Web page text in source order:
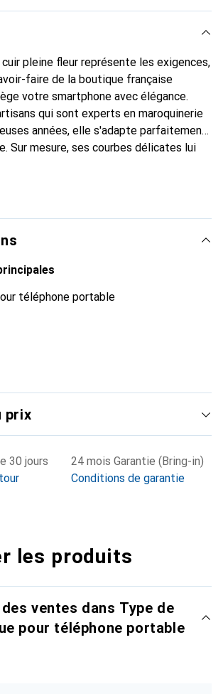
pleine fleur représente les exigences,
faire de la boutique française
votre smartphone avec élégance.
qui sont experts en maroquinerie
années, elle s'adapte parfaitement
Sur mesure, ses courbes délicates lui
indispensable de votre smartphone.
Noreve est un choix sûr pour une
téléphone portable
prix
30 jours
24 mois Garantie (Bring-in)
Conditions de garantie
les produits
ventes dans Type de
pour téléphone portable